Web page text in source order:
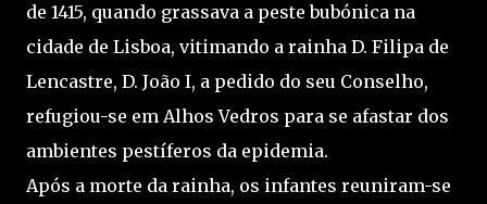
de 1415, quando grassava a peste bubónica na
cidade de Lisboa, vitimando a rainha D. Filipa de
Lencastre, D. João I, a pedido do seu Conselho,
refugiou-se em Alhos Vedros para se afastar dos
ambientes pestíferos da epidemia.
Após a morte da rainha, os infantes reuniram-se